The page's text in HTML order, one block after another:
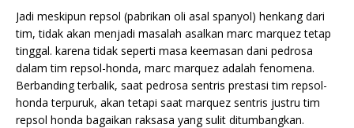
Jadi meskipun repsol (pabrikan oli asal spanyol) henkang dari
tim, tidak akan menjadi masalah asalkan marc marquez tetap
tinggal. karena tidak seperti masa keemasan dani pedrosa
dalam tim repsol-honda, marc marquez adalah fenomena.
Berbanding terbalik, saat pedrosa sentris prestasi tim repsol-
honda terpuruk, akan tetapi saat marquez sentris justru tim
repsol honda bagaikan raksasa yang sulit ditumbangkan.